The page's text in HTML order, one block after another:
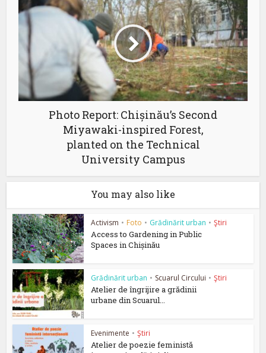
Photo Report: Chișinău’s Second
Miyawaki-inspired Forest,
planted on the Technical
University Campus
You may also like
Activism • Foto • Grădinărit urban • Ştiri
Access to Gardening in Public
Spaces in Chișinău
Grădinărit urban • Scuarul Circului • Ştiri
Atelier de îngrijire a grădinii
urbane din Scuarul...
Evenimente • Ştiri
Atelier de poezie feministă